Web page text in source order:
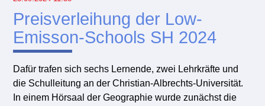
Preisverleihung der Low-
Emisson-Schools SH 2024
Dafür trafen sich sechs Lernende, zwei Lehrkräfte und
die Schulleitung an der Christian-Albrechts-Universität.
In einem Hörsaal der Geographie wurde zunächst die